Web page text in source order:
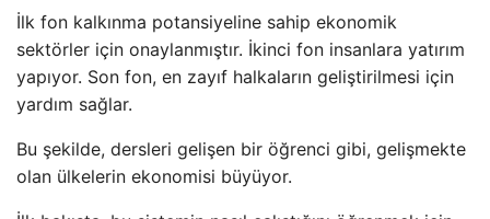
İlk fon kalkınma potansiyeline sahip ekonomik
sektörler için onaylanmıştır. İkinci fon insanlara yatırım
yapıyor. Son fon, en zayıf halkaların geliştirilmesi için
yardım sağlar.
Bu şekilde, dersleri gelişen bir öğrenci gibi, gelişmekte
olan ülkelerin ekonomisi büyüyor.